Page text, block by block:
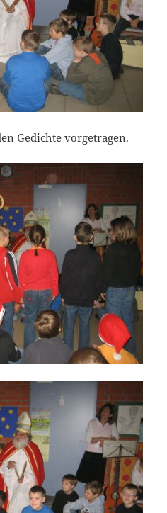
Gedichte vorgetragen.